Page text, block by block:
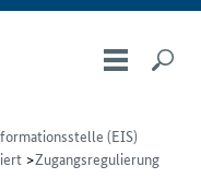
(EIS)
Zugangsregulierung